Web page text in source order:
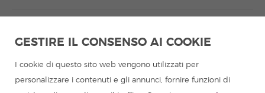
GESTIRE IL CONSENSO AI COOKIE
I cookie di questo sito web vengono utilizzati per
personalizzare i contenuti e gli annunci, fornire funzioni di